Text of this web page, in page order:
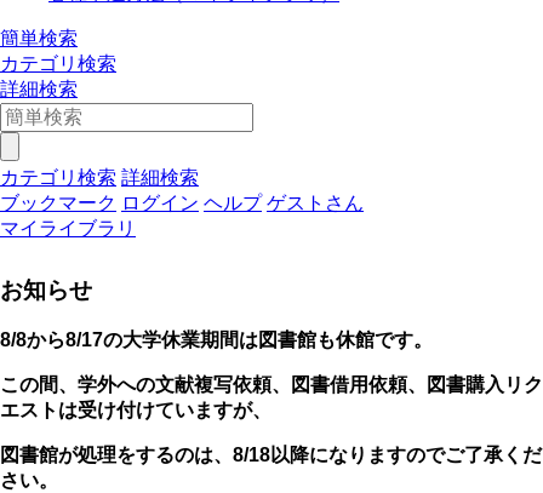
簡単検索
カテゴリ検索
詳細検索
カテゴリ検索 詳細検索
ブックマーク ログイン ヘルプ ゲストさん
マイライブラリ
お知らせ
8/8から8/17の大学休業期間は図書館も休館です。
この間、学外への文献複写依頼、図書借用依頼、図書購入リク
エストは受け付けていますが、
図書館が処理をするのは、8/18以降になりますのでご了承くだ
さい。